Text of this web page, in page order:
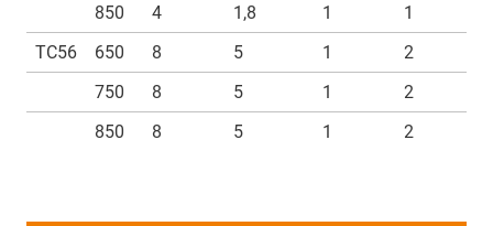
850
4 1,8 1
1
TC56
650 8 5 1
2
750
8 5 1
2
850
8 5 1 2